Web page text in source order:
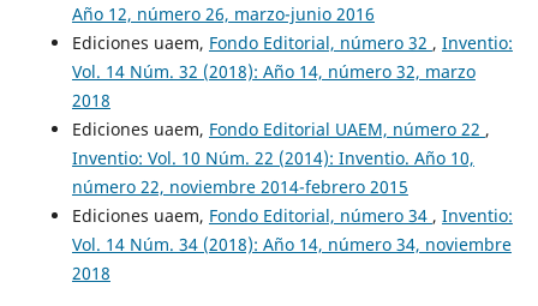
Año 12, número 26, marzo-junio 2016
Ediciones uaem, Fondo Editorial, número 32 , Inventio:
Vol. 14 Núm. 32 (2018): Año 14, número 32, marzo
2018
Ediciones uaem, Fondo Editorial UAEM, número 22 ,
Inventio: Vol. 10 Núm. 22 (2014): Inventio. Año 10,
número 22, noviembre 2014-febrero 2015
Ediciones uaem, Fondo Editorial, número 34 , Inventio:
Vol. 14 Núm. 34 (2018): Año 14, número 34, noviembre
2018